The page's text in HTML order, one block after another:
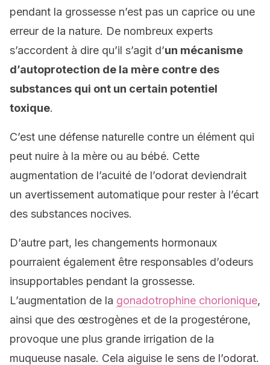
pendant la grossesse n’est pas un caprice ou une
erreur de la nature. De nombreux experts
s’accordent à dire qu’il s’agit d’un mécanisme
d’autoprotection de la mère contre des
substances qui ont un certain potentiel
toxique.
C’est une défense naturelle contre un élément qui
peut nuire à la mère ou au bébé. Cette
augmentation de l’acuité de l’odorat deviendrait
un avertissement automatique pour rester à l’écart
des substances nocives.
D’autre part, les changements hormonaux
pourraient également être responsables d’odeurs
insupportables pendant la grossesse.
L’augmentation de la gonadotrophine chorionique,
ainsi que des œstrogènes et de la progestérone,
provoque une plus grande irrigation de la
muqueuse nasale. Cela aiguise le sens de l’odorat.